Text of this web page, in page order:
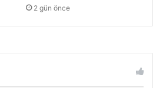
2 gün önce